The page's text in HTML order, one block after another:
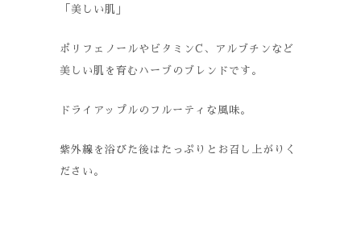
「美しい肌」
ポリフェノールやビタミンC、アルブチンなど
美しい肌を育むハーブのブレンドです。
ドライアップルのフルーティな風味。
紫外線を浴びた後はたっぷりとお召し上がりく
ださい。